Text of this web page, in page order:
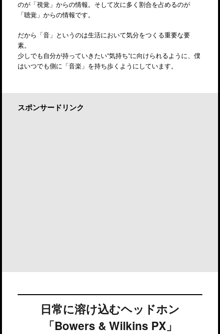
のが「視覚」からの情報。そして次に多く割合を占めるのが
「聴覚」からの情報です。
だから「音」というのは生活において気分をつくる重要な要
素。
少しでも自分が持っていきたい”気持ち”に向けられるように、僕
はいつでも側に「音楽」を持ち歩くようにしています。
スポンサードリンク
日常に溶け込むヘッドホン
「Bowers & Wilkins PX」